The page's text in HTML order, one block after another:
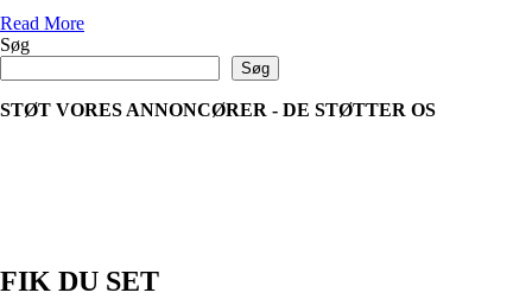
Read MoreRead
Sikajagt
i
Søg
Søg
STØT VORES ANNONCØRER - DE STØTTER OS
FIK DU SET